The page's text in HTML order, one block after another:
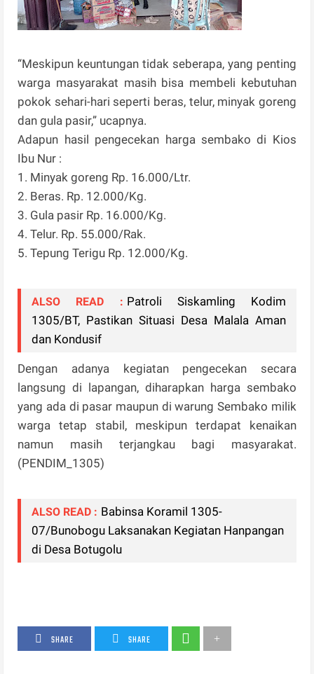
“Meskipun keuntungan tidak seberapa, yang penting
warga masyarakat masih bisa membeli kebutuhan
pokok sehari-hari seperti beras, telur, minyak goreng
dan gula pasir,” ucapnya.
Adapun hasil pengecekan harga sembako di Kios
Ibu Nur :
1. Minyak goreng Rp. 16.000/Ltr.
2. Beras. Rp. 12.000/Kg.
3. Gula pasir Rp. 16.000/Kg.
4. Telur. Rp. 55.000/Rak.
5. Tepung Terigu Rp. 12.000/Kg.
ALSO READ : Patroli Siskamling Kodim
1305/BT, Pastikan Situasi Desa Malala Aman
dan Kondusif
Dengan adanya kegiatan pengecekan secara
langsung di lapangan, diharapkan harga sembako
yang ada di pasar maupun di warung Sembako milik
warga tetap stabil, meskipun terdapat kenaikan
namun masih terjangkau bagi masyarakat.
(PENDIM_1305)
ALSO READ : Babinsa Koramil 1305-
07/Bunobogu Laksanakan Kegiatan Hanpangan
di Desa Botugolu
SHARE SHARE